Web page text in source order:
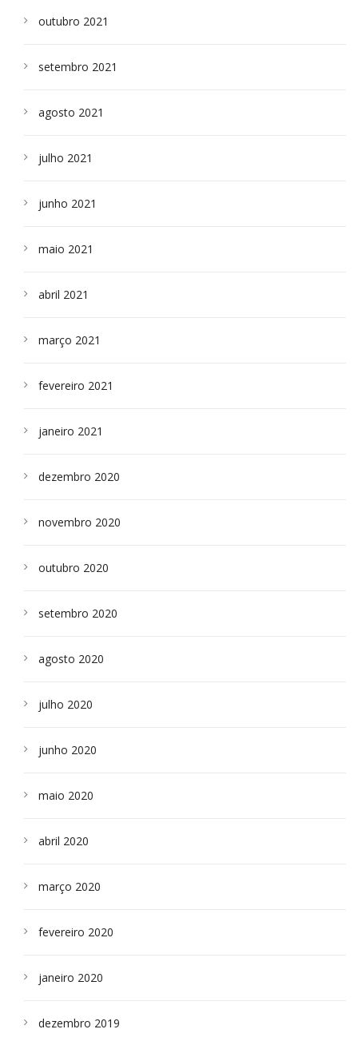
outubro 2021
setembro 2021
agosto 2021
julho 2021
junho 2021
maio 2021
abril 2021
março 2021
fevereiro 2021
janeiro 2021
dezembro 2020
novembro 2020
outubro 2020
setembro 2020
agosto 2020
julho 2020
junho 2020
maio 2020
abril 2020
março 2020
fevereiro 2020
janeiro 2020
dezembro 2019